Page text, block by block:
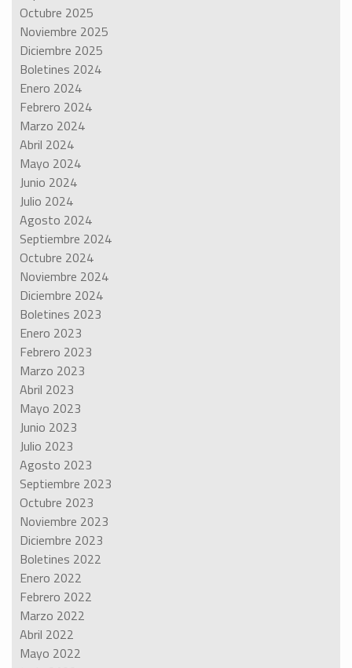
Octubre 2025
Noviembre 2025
Diciembre 2025
Boletines 2024
Enero 2024
Febrero 2024
Marzo 2024
Abril 2024
Mayo 2024
Junio 2024
Julio 2024
Agosto 2024
Septiembre 2024
Octubre 2024
Noviembre 2024
Diciembre 2024
Boletines 2023
Enero 2023
Febrero 2023
Marzo 2023
Abril 2023
Mayo 2023
Junio 2023
Julio 2023
Agosto 2023
Septiembre 2023
Octubre 2023
Noviembre 2023
Diciembre 2023
Boletines 2022
Enero 2022
Febrero 2022
Marzo 2022
Abril 2022
Mayo 2022